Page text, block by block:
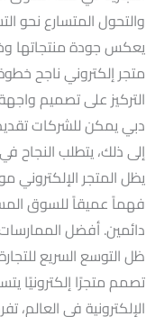
والتحول المتسارع نحو
يعكس جودة منتجاتها
متجر إلكتروني ناجح
التركيز على تصميم
دبي يمكن للشركات
إلى ذلك، يتطلب النجاح
يظل المتجر الإلكتروني
فهماً عميقاً للسوق
دائمين. أفضل
ظل التوسع السريع
تصمم متجرًا إلكترونيًا
الإلكترونية في